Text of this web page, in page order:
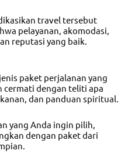
travel tersebut
pelayanan, akomodasi,
reputasi yang baik.
paket perjalanan yang
cermati dengan teliti apa
dan panduan spiritual.
yang Anda ingin pilih,
dengan paket dari